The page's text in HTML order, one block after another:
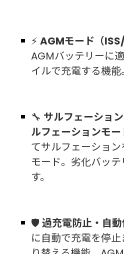
⚡AGMモード（ISS/
AGMバッテリーに
イルで充電する機能
🔧 サルフェーショ
ルフェーションモー
てサルフェーショ
モード。劣化バッ
す。
🛡️過充電防止・自
に自動で充電を停